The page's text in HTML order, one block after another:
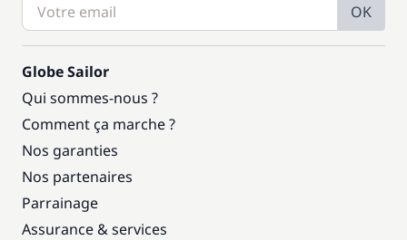
OK
Globe Sailor
Qui sommes-nous ?
Comment ça marche ?
Nos garanties
Nos partenaires
Parrainage
Assurance & services